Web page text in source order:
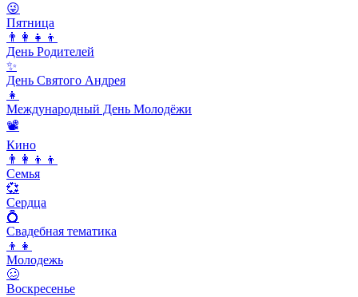
😜
Пятница
👨‍👩‍👧‍👦
День Родителей
✨
День Святого Андрея
👧
Международный День Молодёжи
📽
Кино
👨‍👩‍👦‍👦
Семья
💞
Сердца
💍
Свадебная тематика
👦👧
Молодежь
🥴
Воскресенье